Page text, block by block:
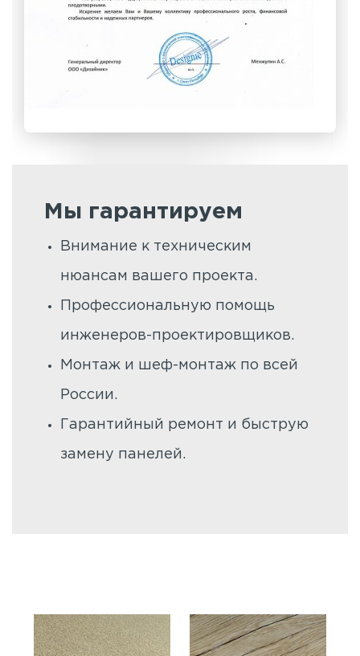
Мы гарантируем
Внимание к техническим
нюансам вашего проекта.
Профессиональную помощь
инженеров-проектировщиков.
Монтаж и шеф-монтаж по всей
России.
Гарантийный ремонт и быструю
замену панелей.